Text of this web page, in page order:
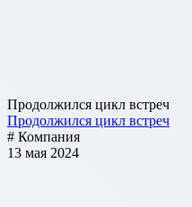
Продолжился цикл встреч
Продолжился цикл встреч
# Компания
13 мая 2024